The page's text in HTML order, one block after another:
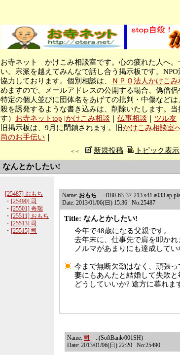
お寺ネット かけこみ相談室です。心の疲れた人へ。
い。宗派を越えてみんなで話し合う掲示板です。
協力しております。個別相談は、
ＮＰＯ法人かけこ
めますので、メールアドレスの公開する場合、偽僧侶
特定の個人並びに団体名をあげての批判・中傷など
殺を誘発するような書き込みは、削除いたします。
す） お寺ネットtop |かけこみ相談 仏事相談 ツル友
旧掲示板は、9月に閉鎖されます。旧かけこみ相談室
尚のお手伝い
＜＜ 新規投稿 トピック表示
なんとかしたい!
[25487] おもち
・ [25490] 司
・ [25501] 奇瑞
・ [25511] おもち
・ [25513] 司
・ [25515] 司
Name: おもち ..i180-63-37-
Date: 2013/01/06(日) 15:36 No:25487
Title: なんとかしたい!
今年で48歳になる父親です。
去年末に、仕事先で肩を叩か
ノルマがあまりにも達成してい
今まで無断欠勤はなく、頑張っ
妻にもあんたと結婚して失敗と
どうしていいか? 途方に暮れま
Name: 司
..(SoftBank/001SH)
Date: 2013/01/06(日) 22:20 No:25490